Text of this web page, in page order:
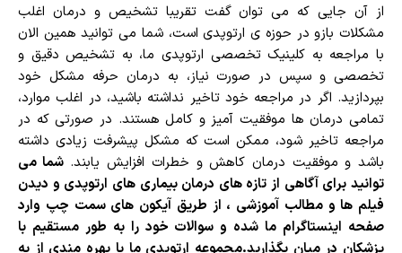
از آن جایی که می توان گفت تقریبا تشخیص و درمان اغلب
مشکلات بازو در حوزه ی ارتوپدی است، شما می توانید همین الان
با مراجعه به کلینیک تخصصی ارتوپدی ما، به تشخیص دقیق و
تخصصی و سپس در صورت نیاز، به درمان حرفه مشکل خود
بپردازید. اگر در مراجعه خود تاخیر نداشته باشید، در اغلب موارد،
تمامی درمان ها موفقیت آمیز و کامل هستند. در صورتی که در
مراجعه تاخیر شود، ممکن است که مشکل پیشرفت زیادی داشته
باشد و موفقیت درمان کاهش و خطرات افزایش یابند.شما می
توانید برای آگاهی از تازه های درمان بیماری های ارتوپدی و دیدن
فیلم ها و مطالب آموزشی ، از طریق آیکون های سمت چپ وارد
صفحه اینستاگرام ما شده و سوالات خود را به طور مستقیم با
پزشکان در میان بگذارید.مجموعه ارتوپدی ما با بهره مندی از به